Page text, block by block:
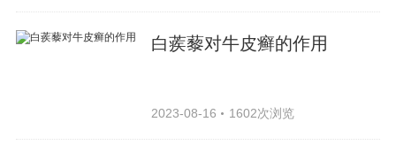
白蒺藜对牛皮癣的作用
2023-08-16 1602次浏览